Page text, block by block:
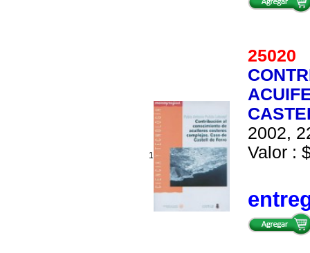
1
25020
2002,
Valor :